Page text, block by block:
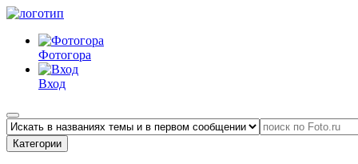
Фотогора
Вход
Категории